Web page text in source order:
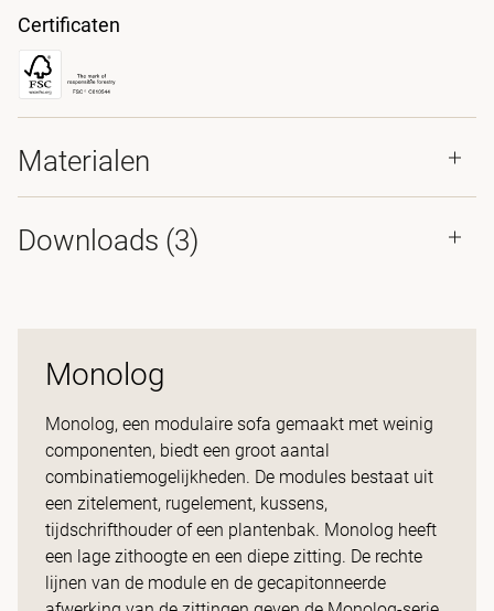
Certificaten
Materialen
Downloads (3)
Monolog
Monolog, een modulaire sofa gemaakt met weinig
componenten, biedt een groot aantal
combinatiemogelijkheden. De modules bestaat uit
een zitelement, rugelement, kussens,
tijdschrifthouder of een plantenbak. Monolog heeft
een lage zithoogte en een diepe zitting. De rechte
lijnen van de module en de gecapitonneerde